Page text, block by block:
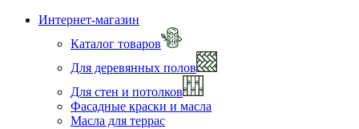
Интернет-магазин
Каталог товаров
Для деревянных полов
Для стен и потолков
Фасадные краски и масла
Масла для террас